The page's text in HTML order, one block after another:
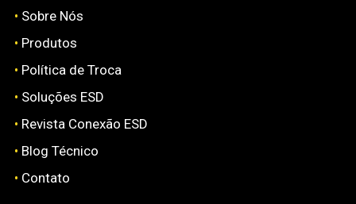
• Sobre Nós
• Produtos
• Política de Troca
• Soluções ESD
• Revista Conexão ESD
• Blog Técnico
• Contato